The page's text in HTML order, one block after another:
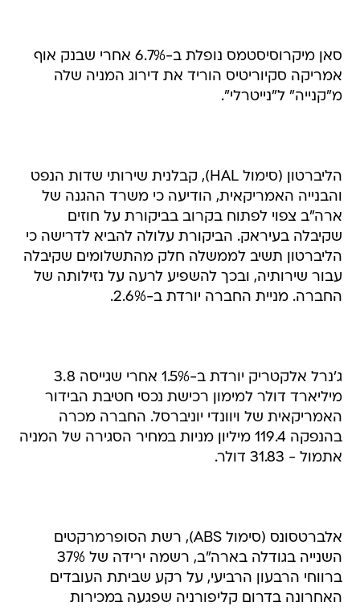
סאן מיקרוסיסטמס נופלת ב-6.7% אחרי שבנק אוף
אמריקה סקיוריטיס הוריד את דירוג המניה שלה
מ"קנייה" ל"נייטרלי".
הליברטון (סימול HAL), קבלנית שירותי שדות הנפט
והבנייה האמריקאית, הודיעה כי משרד ההגנה של
ארה"ב צפוי לפתוח בקרוב בביקורת על חוזים
שקיבלה בעיראק. הביקורת עלולה להביא לדרישה כי
הליברטון תשיב לממשלה חלק מהתשלומים שקיבלה
עבור שירותיה, ובכך להשפיע לרעה על נזילותה של
החברה. מניית החברה יורדת ב-2.6%.
ג'נרל אלקטריק יורדת ב-1.5% אחרי שגייסה 3.8
מיליארד דולר למימון רכישת נכסי חטיבת הבידור
האמריקאית של ויוונדי יוניברסל. החברה מכרה
בהנפקה 119.4 מיליון מניות במחיר הסגירה של המניה
אתמול - 31.83 דולר.
אלברטסונס (סימול ABS), רשת הסופרמרקטים
השנייה בגודלה בארה"ב, רשמה ירידה של 37%
ברווחי הרבעון הרביעי, על רקע שביתת העובדים
האחרונה בדרום קליפורניה שפגעה במכירות